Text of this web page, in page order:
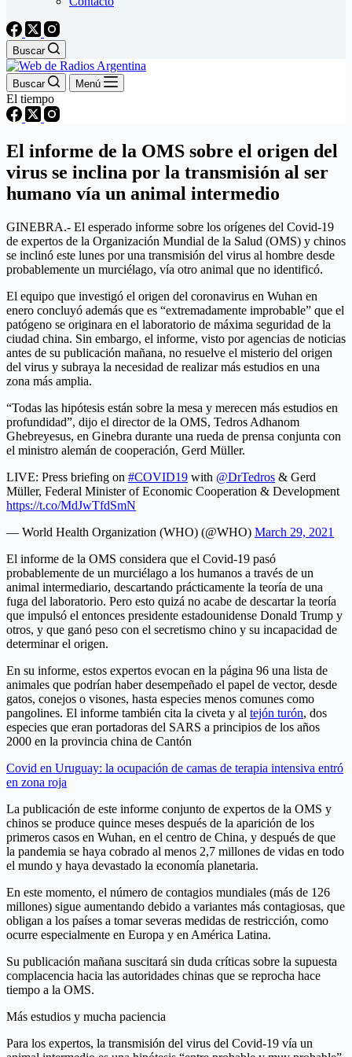
Buscar
Buscar Menú
El tiempo
El informe de la OMS sobre el origen del
virus se inclina por la transmisión al ser
humano vía un animal intermedio
GINEBRA.- El esperado informe sobre los orígenes del Covid-19
de expertos de la Organización Mundial de la Salud (OMS) y chinos
se inclinó este lunes por una transmisión del virus al hombre desde
probablemente un murciélago, vía otro animal que no identificó.
El equipo que investigó el origen del coronavirus en Wuhan en
enero concluyó además que es “extremadamente improbable” que el
patógeno se originara en el laboratorio de máxima seguridad de la
ciudad china. Sin embargo, el informe, visto por agencias de noticias
antes de su publicación mañana, no resuelve el misterio del origen
del virus y subraya la necesidad de realizar más estudios en una
zona más amplia.
“Todas las hipótesis están sobre la mesa y merecen más estudios en
profundidad”, dijo el director de la OMS, Tedros Adhanom
Ghebreyesus, en Ginebra durante una rueda de prensa conjunta con
el ministro alemán de cooperación, Gerd Müller.
LIVE: Press briefing on #COVID19 with @DrTedros & Gerd
Müller, Federal Minister of Economic Cooperation & Development
https://t.co/MdJwTfdSmN
— World Health Organization (WHO) (@WHO) March 29, 2021
El informe de la OMS considera que el Covid-19 pasó
probablemente de un murciélago a los humanos a través de un
animal intermediario, descartando prácticamente la teoría de una
fuga del laboratorio. Pero esto quizá no acabe de descartar la teoría
que impulsó el entonces presidente estadounidense Donald Trump y
otros, y que ganó peso con el secretismo chino y su incapacidad de
determinar el origen.
En su informe, estos expertos evocan en la página 96 una lista de
animales que podrían haber desempeñado el papel de vector, desde
gatos, conejos o visones, hasta especies menos comunes como
pangolines. El informe también cita la civeta y al tejón turón, dos
especies que eran portadoras del SARS a principios de los años
2000 en la provincia china de Cantón
Covid en Uruguay: la ocupación de camas de terapia intensiva entró
en zona roja
La publicación de este informe conjunto de expertos de la OMS y
chinos se produce quince meses después de la aparición de los
primeros casos en Wuhan, en el centro de China, y después de que
la pandemia se haya cobrado al menos 2,7 millones de vidas en todo
el mundo y haya devastado la economía planetaria.
En este momento, el número de contagios mundiales (más de 126
millones) sigue aumentando debido a variantes más contagiosas, que
obligan a los países a tomar severas medidas de restricción, como
ocurre especialmente en Europa y en América Latina.
Su publicación mañana suscitará sin duda críticas sobre la supuesta
complacencia hacia las autoridades chinas que se reprocha hace
tiempo a la OMS.
Más estudios y mucha paciencia
Para los expertos, la transmisión del virus del Covid-19 vía un